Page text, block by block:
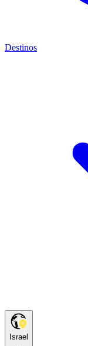
Destinos
Israel